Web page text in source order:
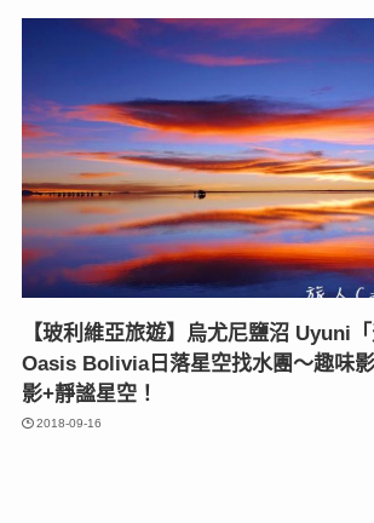
【玻利維亞旅遊】烏尤尼鹽沼 Uyuni「
Oasis Bolivia日落星空找水團～趣味
影+靜謐星空！
2018-09-16